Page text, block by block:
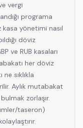
vergi
programa
kasa yönetimi nasıl
döviz
ve RUB kasaları
her döviz
sıklıkla
Aylık mutabakat
bulmak zorlaşır.
taseron)